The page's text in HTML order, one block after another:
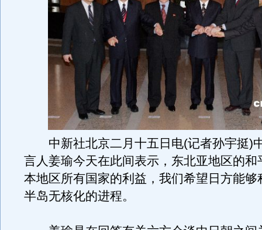
中新社北京二月十五日电(记者孙宇挺)
言人姜瑜今天在此间表示，东北亚地区的和
本地区所有国家的利益，我们希望日方能够
半岛无核化的进程。